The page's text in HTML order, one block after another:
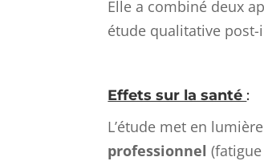
Elle a combiné deux
étude qualitative
Effets sur la santé :
L’étude met en
professionnel